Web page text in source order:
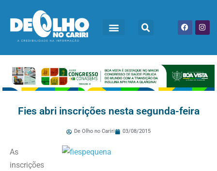
Fies abri inscrições nesta segunda-feira
De Olho no Cariri 03/08/2015
As
inscrições